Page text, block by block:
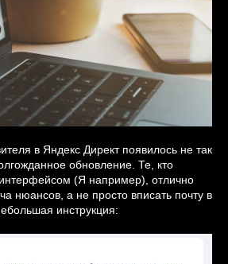
в Яндекс Директ появилось не так
обновление. Те, кто
интерфейсом (Я например), отлично
нюансов, а не просто вписать почту в
инструкция: